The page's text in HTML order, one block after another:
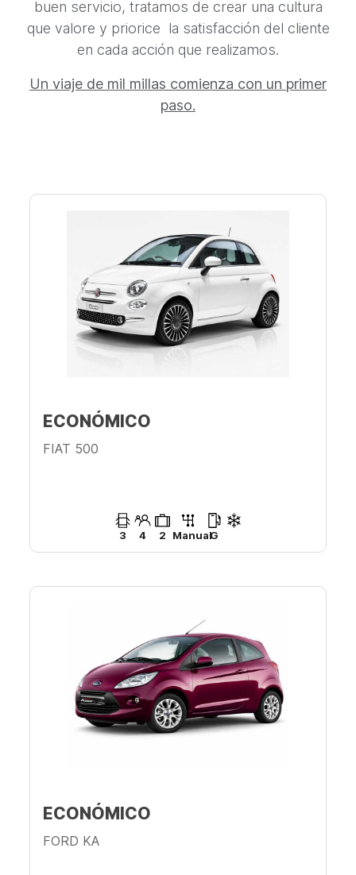
buen servicio, tratamos de crear una cultura
que valore y priorice la satisfacción del cliente
en cada acción que realizamos.
Un viaje de mil millas comienza con un primer
paso.
ECONÓMICO
FIAT 500
3 4 2 ManualG
ECONÓMICO
FORD KA